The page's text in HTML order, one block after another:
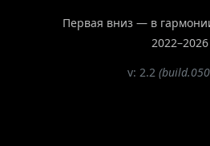
Первая вниз — в
2022–2026
v: 2.2